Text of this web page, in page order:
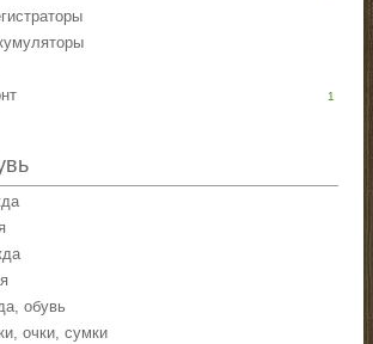
1
обувь
очки, сумки